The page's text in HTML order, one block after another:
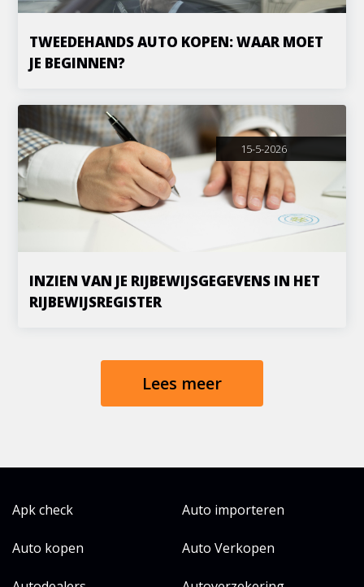
TWEEDEHANDS AUTO KOPEN: WAAR MOET
JE BEGINNEN?
15-5-2026
INZIEN VAN JE RIJBEWIJSGEGEVENS IN HET
RIJBEWIJSREGISTER
Lees meer
Apk check Auto importeren
Auto kopen Auto Verkopen